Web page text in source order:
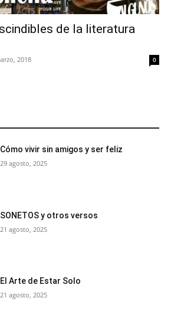
de la literatura
2018 0
Cómo vivir sin amigos y ser feliz
29 agosto, 2025
SONETOS y otros versos
21 agosto, 2025
El Arte de Estar Solo
21 agosto, 2025